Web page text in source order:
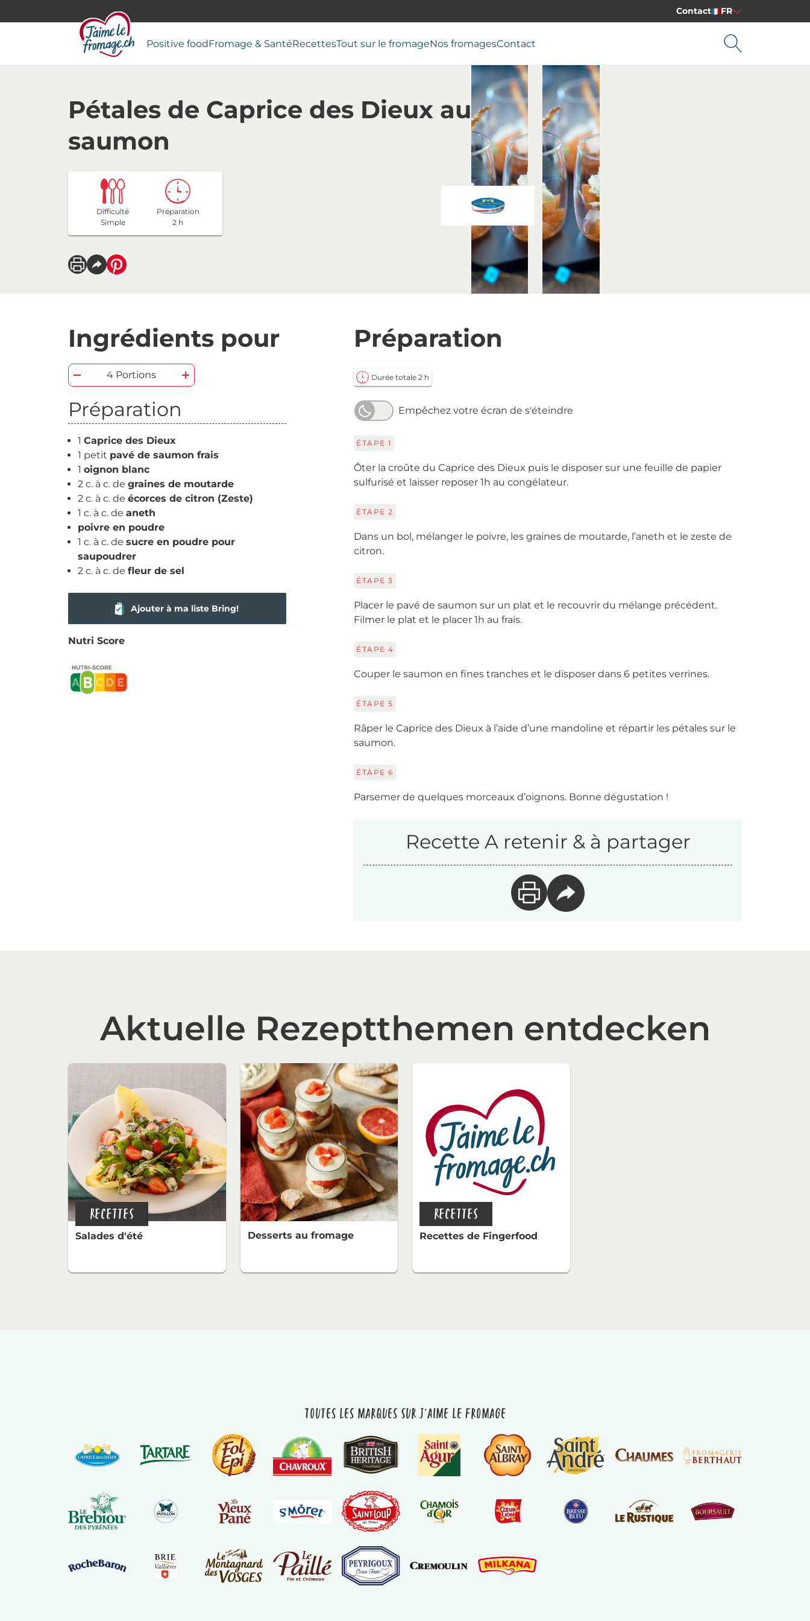
Contact FR
Positive foodFromage & SantéRecettesTout sur le fromageNos fromagesContact
Pétales de Caprice des Dieux au
saumon
Difficulté
Simple
Préparation
2 h
Ingrédients pour
4 Portions
Préparation
1 Caprice des Dieux
1 petit pavé de saumon frais
1 oignon blanc
2 c. à c. de graines de moutarde
2 c. à c. de écorces de citron (Zeste)
1 c. à c. de aneth
poivre en poudre
1 c. à c. de sucre en poudre pour
saupoudrer
2 c. à c. de fleur de sel
Ajouter à ma liste Bring!
Nutri Score
Préparation
Durée totale 2 h
Empêchez votre écran de s'éteindre
ÉTAPE 1
Ôter la croûte du Caprice des Dieux puis le disposer sur une feuille de papier
sulfurisé et laisser reposer 1h au congélateur.
ÉTAPE 2
Dans un bol, mélanger le poivre, les graines de moutarde, l’aneth et le zeste de
citron.
ÉTAPE 3
Placer le pavé de saumon sur un plat et le recouvrir du mélange précédent.
Filmer le plat et le placer 1h au frais.
ÉTAPE 4
Couper le saumon en fines tranches et le disposer dans 6 petites verrines.
ÉTAPE 5
Râper le Caprice des Dieux à l’aide d’une mandoline et répartir les pétales sur le
saumon.
ÉTAPE 6
Parsemer de quelques morceaux d’oignons. Bonne dégustation !
Recette A retenir & à partager
Aktuelle Rezeptthemen entdecken
RECETTES
Salades d'été Desserts au fromage
RECETTES
Recettes de Fingerfood
Toutes les marques sur J'aime le fromage